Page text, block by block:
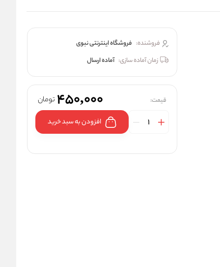
فروشنده: فروشگاه اینترنتی نبوی
زمان آماده سازی: آماده ارسال
قیمت: 450,000 تومان
افزودن به سبد خرید